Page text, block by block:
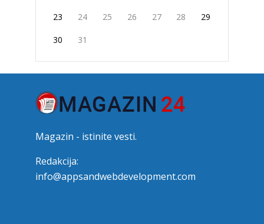
23 24 25 26 27 28 29
30 31
Magazin - istinite vesti.
Redakcija:
info@appsandwebdevelopment.com